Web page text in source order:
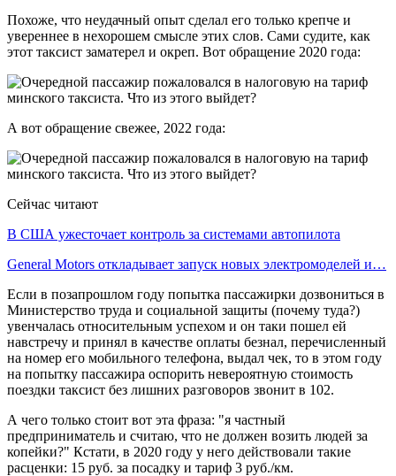
Похоже, что неудачный опыт сделал его только крепче и
увереннее в нехорошем смысле этих слов. Сами судите, как
этот таксист заматерел и окреп. Вот обращение 2020 года:
А вот обращение свежее, 2022 года:
Сейчас читают
В США ужесточает контроль за системами автопилота
General Motors откладывает запуск новых электромоделей и…
Если в позапрошлом году попытка пассажирки дозвониться в
Министерство труда и социальной защиты (почему туда?)
увенчалась относительным успехом и он таки пошел ей
навстречу и принял в качестве оплаты безнал, перечисленный
на номер его мобильного телефона, выдал чек, то в этом году
на попытку пассажира оспорить невероятную стоимость
поездки таксист без лишних разговоров звонит в 102.
А чего только стоит вот эта фраза: "я частный
предприниматель и считаю, что не должен возить людей за
копейки?" Кстати, в 2020 году у него действовали такие
расценки: 15 руб. за посадку и тариф 3 руб./км.